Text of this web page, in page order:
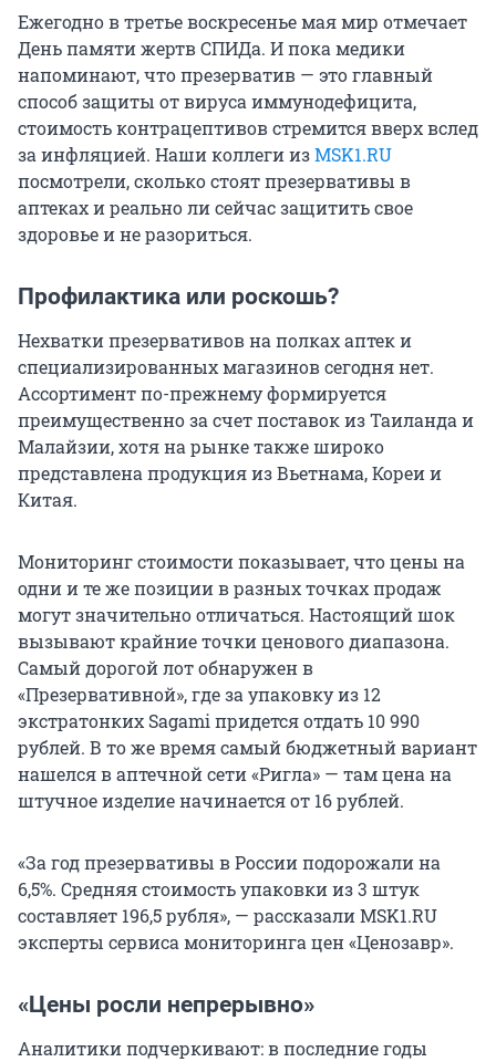
Ежегодно в третье воскресенье мая мир отмечает
День памяти жертв СПИДа. И пока медики
напоминают, что презерватив — это главный
способ защиты от вируса иммунодефицита,
стоимость контрацептивов стремится вверх вслед
за инфляцией. Наши коллеги изMSK1.RU
посмотрели, сколько стоят презервативы в
аптеках и реально ли сейчас защитить свое
здоровье и не разориться.
Профилактика или роскошь?
Нехватки презервативов на полках аптек и
специализированных магазинов сегодня нет.
Ассортимент по-прежнему формируется
преимущественно за счет поставок из Таиланда и
Малайзии, хотя на рынке также широко
представлена продукция из Вьетнама, Кореи и
Китая.
Мониторинг стоимости показывает, что цены на
одни и те же позиции в разных точках продаж
могут значительно отличаться. Настоящий шок
вызывают крайние точки ценового диапазона.
Самый дорогой лот обнаружен в
«Презервативной», где за упаковку из 12
экстратонких Sagami придется отдать 10 990
рублей. В то же время самый бюджетный вариант
нашелся в аптечной сети «Ригла» — там цена на
штучное изделие начинается от 16 рублей.
«За год презервативы в России подорожали на
6,5%. Средняя стоимость упаковки из 3 штук
составляет 196,5 рубля», — рассказали MSK1.RU
эксперты сервиса мониторинга цен «Ценозавр».
«Цены росли непрерывно»
Аналитики подчеркивают: в последние годы